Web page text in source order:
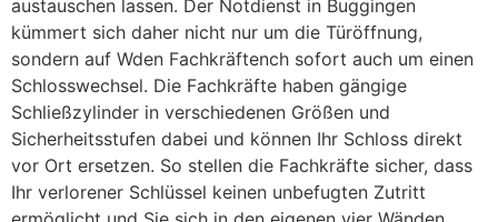
austauschen lassen. Der Notdienst in Buggingen
kümmert sich daher nicht nur um die Türöffnung,
sondern auf Wden Fachkräftench sofort auch um einen
Schlosswechsel. Die Fachkräfte haben gängige
Schließzylinder in verschiedenen Größen und
Sicherheitsstufen dabei und können Ihr Schloss direkt
vor Ort ersetzen. So stellen die Fachkräfte sicher, dass
Ihr verlorener Schlüssel keinen unbefugten Zutritt